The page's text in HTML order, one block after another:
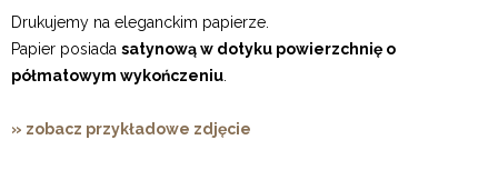
Drukujemy na eleganckim papierze.
Papier posiada satynową w dotyku powierzchnię o
półmatowym wykończeniu
» zobacz przykładowe zdjęcie